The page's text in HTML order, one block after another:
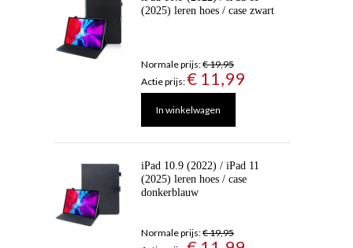
(2025) leren hoes / case zwart
Normale prijs:€ 19,95
Actie prijs:€ 11,99
In winkelwagen
iPad 10.9 (2022) / iPad 11
(2025) leren hoes / case
donkerblauw
Normale prijs:€ 19,95